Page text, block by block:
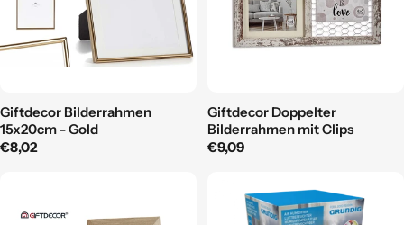
Giftdecor Bilderrahmen
15x20cm - Gold
Regulärer
€8,02
Giftdecor Doppelter
Bilderrahmen mit Clips
Regulärer
€9,09